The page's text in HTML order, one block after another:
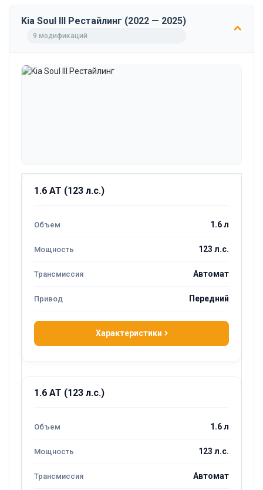
Kia Soul III Рестайлинг (2022 — 2025)
9 модификаций
1.6 AT (123 л.с.)
1.6 л
123 л.с.
Автомат
Передний
Характеристики
1.6 AT (123 л.с.)
1.6 л
123 л.с.
Автомат